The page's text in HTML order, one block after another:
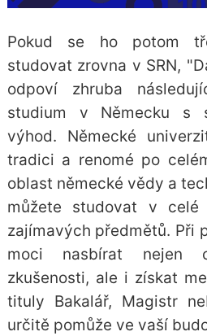
Pokud se ho potom
studovat zrovna v SRN,
odpoví zhruba
studium v Německu s
výhod. Německé
tradici a renomé po
oblast německé vědy a
můžete studovat v celé
zajímavých předmětů. Při
moci nasbírat nejen
zkušenosti, ale i získat
tituly Bakalář, Magistr
určitě pomůže ve vaší